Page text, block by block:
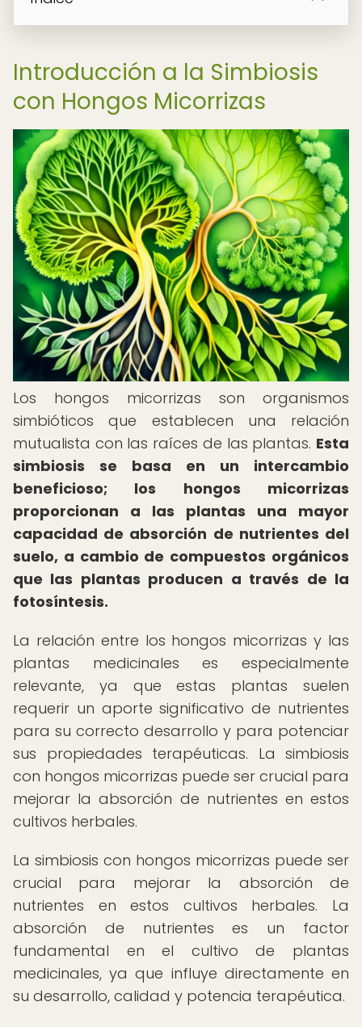
Introducción a la Simbiosis
con Hongos Micorrizas
Los hongos micorrizas son organismos
simbióticos que establecen una relación
mutualista con las raíces de las plantas. Esta
simbiosis se basa en un intercambio
beneficioso; los hongos micorrizas
proporcionan a las plantas una mayor
capacidad de absorción de nutrientes del
suelo, a cambio de compuestos orgánicos
que las plantas producen a través de la
fotosíntesis.
La relación entre los hongos micorrizas y las
plantas medicinales es especialmente
relevante, ya que estas plantas suelen
requerir un aporte significativo de nutrientes
para su correcto desarrollo y para potenciar
sus propiedades terapéuticas. La simbiosis
con hongos micorrizas puede ser crucial para
mejorar la absorción de nutrientes en estos
cultivos herbales.
La simbiosis con hongos micorrizas puede ser
crucial para mejorar la absorción de
nutrientes en estos cultivos herbales. La
absorción de nutrientes es un factor
fundamental en el cultivo de plantas
medicinales, ya que influye directamente en
su desarrollo, calidad y potencia terapéutica.